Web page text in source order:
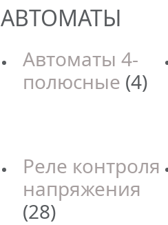
АВТОМАТЫ
Автоматы 4-
полюсные (4)
Реле контроля
напряжения
(28)